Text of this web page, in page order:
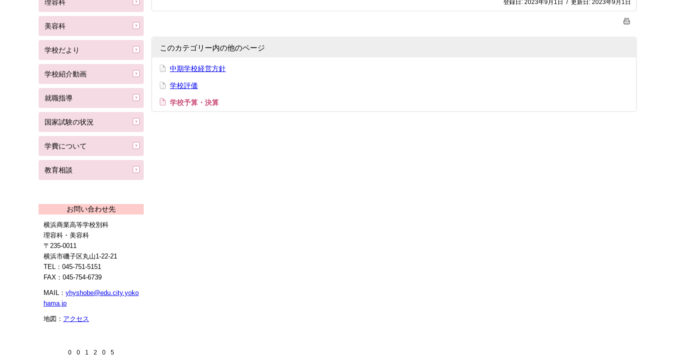
理容科
美容科
学校だより
学校紹介動画
就職指導
国家試験の状況
学費について
教育相談
お問い合わせ先
横浜商業高等学校別科
理容科・美容科
〒235-0011
横浜市磯子区丸山1-22-21
TEL：045-751-5151
FAX：045-754-6739
MAIL： yhyshobe@edu.city.yoko
hama.jp
地図： アクセス
0 0 1 2 0 5
登録日: 2023年9月1日 / 更新日: 2023年9月1日
このカテゴリー内の他のページ
中期学校経営方針
学校評価
学校予算・決算